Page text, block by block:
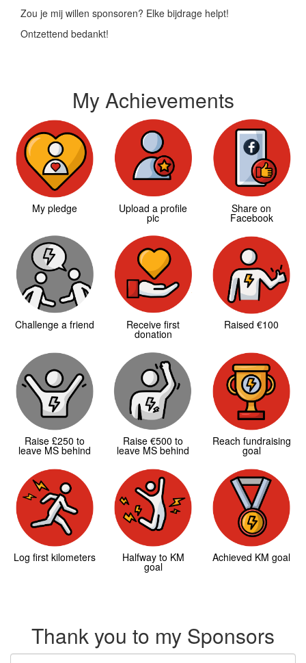
Zou je mij willen sponsoren? Elke bijdrage helpt!
Ontzettend bedankt!
My Achievements
My pledge Upload a profile
pic
Share on
Facebook
Challenge a friend Receive first
donation
Raised €100
Raise £250 to
leave MS behind
Raise €500 to
leave MS behind
Reach fundraising
goal
Log first kilometers Halfway to KM
goal
Achieved KM goal
Thank you to my Sponsors